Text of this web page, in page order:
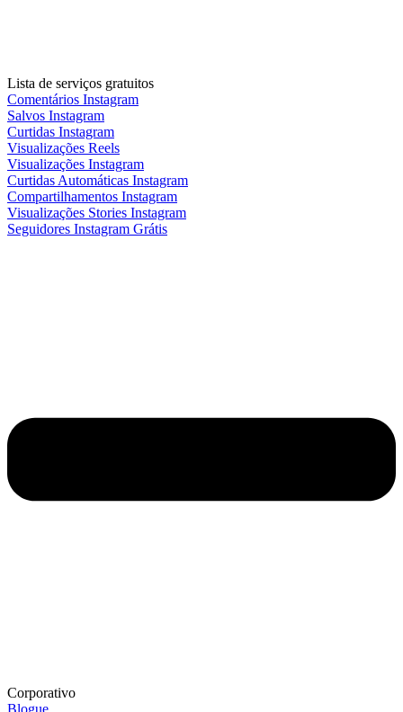
Lista de serviços gratuitos
Comentários Instagram
Salvos Instagram
Curtidas Instagram
Visualizações Reels
Visualizações Instagram
Curtidas Automáticas Instagram
Compartilhamentos Instagram
Visualizações Stories Instagram
Seguidores Instagram Grátis
Corporativo
Blogue